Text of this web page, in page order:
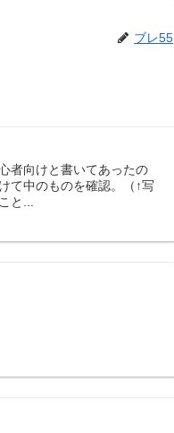
ブレ55
者向けと書いてあったの
て中のものを確認。（↑写
と...